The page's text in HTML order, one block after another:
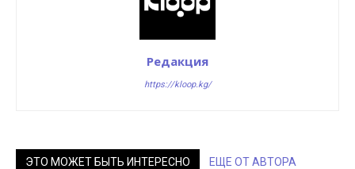
Редакция
https://kloop.kg/
ЭТО МОЖЕТ БЫТЬ ИНТЕРЕСНО ЕЩЕ ОТ АВТОРА